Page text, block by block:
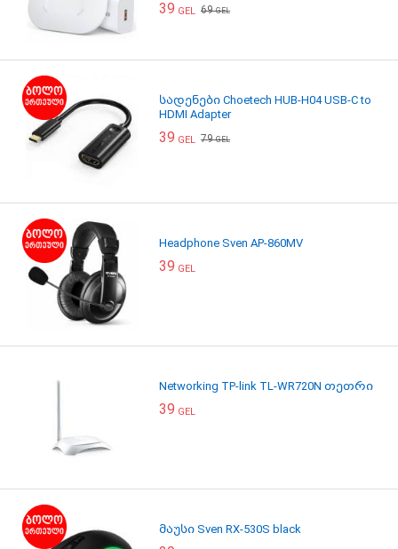
39 GEL 69GEL
სადენები Choetech HUB-H04 USB-C to
HDMI Adapter
39 GEL 79GEL
Headphone Sven AP-860MV
39 GEL
Networking TP-link TL-WR720N თეთრი
39 GEL
მაუსი Sven RX-530S black